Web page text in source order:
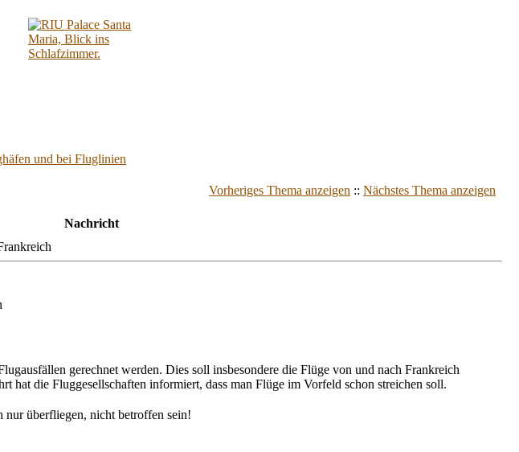
und bei Fluglinien
Vorheriges Thema anzeigen :: Nächstes Thema anzeigen
Nachricht
gerechnet werden. Dies soll insbesondere die Flüge von und nach Frankreich
hat die Fluggesellschaften informiert, dass man Flüge im Vorfeld schon streichen soll.
nur überfliegen, nicht betroffen sein!